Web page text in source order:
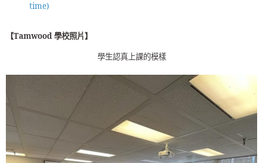
time)
【Tamwood 學校照片】
學生認真上課的模樣